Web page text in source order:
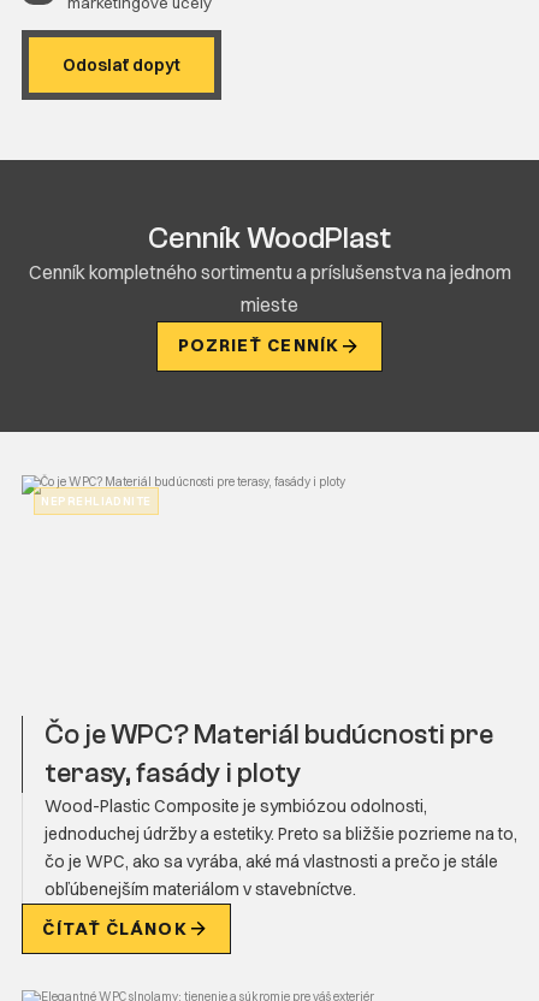
Cenník WoodPlast
Cenník kompletného sortimentu a príslušenstva na jednom
mieste
POZRIEŤ CENNÍK
NEPREHLIADNITE
Čo je WPC? Materiál budúcnosti pre
terasy, fasády i ploty
Wood-Plastic Composite je symbiózou odolnosti,
jednoduchej údržby a estetiky. Preto sa bližšie pozrieme na to,
čo je WPC, ako sa vyrába, aké má vlastnosti a prečo je stále
obľúbenejším materiálom v stavebníctve.
ČÍTAŤ ČLÁNOK